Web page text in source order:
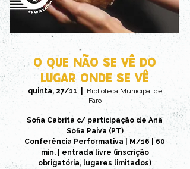
O QUE NÃO SE VÊ DO
LUGAR ONDE SE VÊ
quinta, 27/11
Biblioteca Municipal de
Faro
Sofia Cabrita c/ participação de Ana
Sofia Paiva (PT)
Conferência Performativa | M/16 | 60
min. | entrada livre (inscrição
obrigatória, lugares limitados)